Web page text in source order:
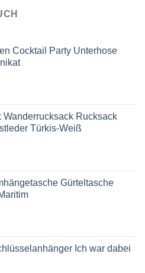
Cocktail Party Unterhose
Wanderrucksack Rucksack
Türkis-Weiß
Gürteltasche
Ich war dabei